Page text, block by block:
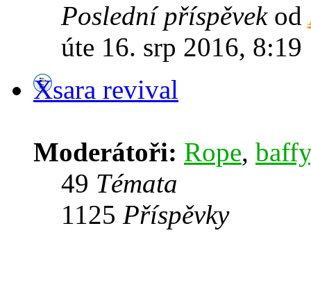
Poslední příspěvekod
úte 16. srp 2016, 8:19
Xsara revival
Moderátoři: Rope, baffy
49 Témata
1125 Příspěvky